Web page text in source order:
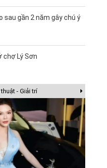
sau gần 2 năm gây chú ý
chợ Lý Sơn
- Giải trí